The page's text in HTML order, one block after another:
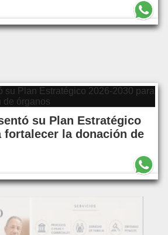
su Plan Estratégico
fortalecer la donación de